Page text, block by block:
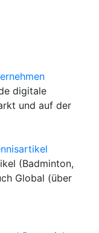
digitale
und auf der
(Badminton,
Global (über